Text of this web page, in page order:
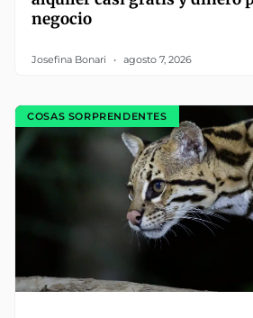
negocio
Josefina Bonari agosto 7, 2026
COSAS SORPRENDENTES